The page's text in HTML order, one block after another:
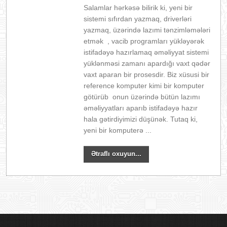
Salamlar hərkəsə bilirik ki, yeni bir
sistemi sıfırdan yazmaq, driverləri
yazmaq, üzərində lazımi tənzimləmələri
etmək , vacib programları yükləyərək
istifadəyə hazırlamaq əməliyyat sistemi
yüklənməsi zamanı apardığı vaxt qədər
vaxt aparan bir prosesdir. Biz xüsusi bir
reference komputer kimi bir komputer
götürüb onun üzərində bütün lazımı
əməliyyatları aparıb istifadəyə hazır
hala gətirdiyimizi düşünək. Tutaq ki,
yeni bir komputerə ...
Ətraflı oxuyun...